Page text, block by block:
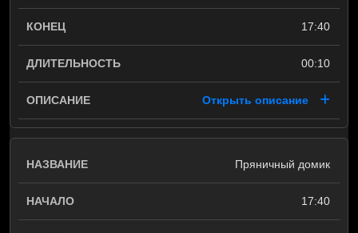
17:40
00:10
Открыть описание
Пряничный домик
17:40